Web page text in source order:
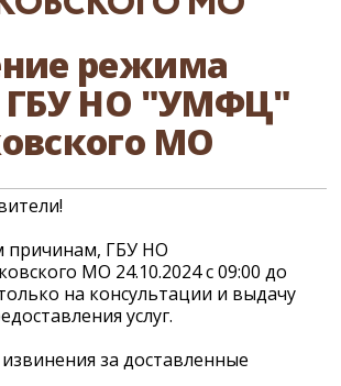
режима
ГБУ НО "УМФЦ"
МО
причинам, ГБУ НО
МО 24.10.2024 с 09:00 до
на консультации и выдачу
услуг.
за доставленные